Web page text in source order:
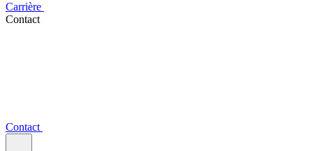
Carrière
Contact
Contact